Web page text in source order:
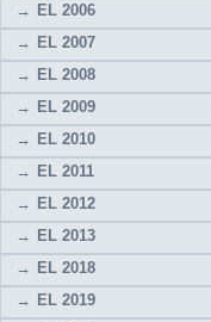
EL 2006
EL 2007
EL 2008
EL 2009
EL 2010
EL 2011
EL 2012
EL 2013
EL 2018
EL 2019